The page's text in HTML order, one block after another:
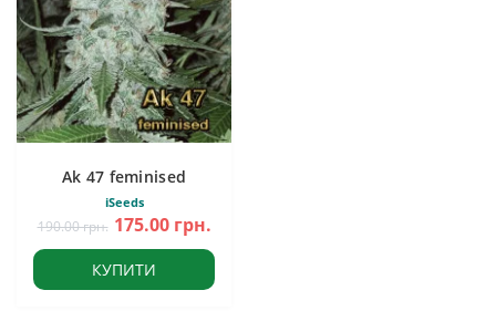
Ak 47 feminised
iSeeds
190.00 грн. 175.00 грн.
КУПИТИ